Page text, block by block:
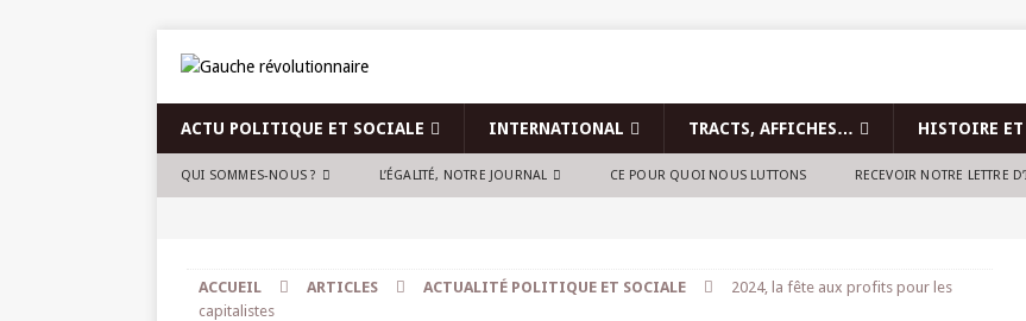
ACTU POLITIQUE ET SOCIALE INTERNATIONAL TRACTS, AFFICHES… HISTOIRE
QUI SOMMES-NOUS ? L’ÉGALITÉ, NOTRE JOURNAL CE POUR QUOI NOUS LUTTONS RECEVOIR NOTRE LETTRE
ACCUEIL ARTICLES ACTUALITÉ POLITIQUE ET SOCIALE
2024, la fête aux profits pour les
capitalistes